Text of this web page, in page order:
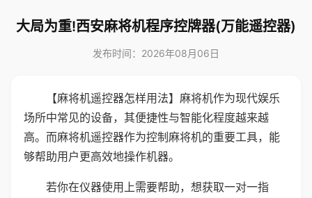
大局为重!西安麻将机程序控牌器(万能遥控器)
发布时间：2026年08月06日
【麻将机遥控器怎样用法】麻将机作为现代娱乐
场所中常见的设备，其便捷性与智能化程度越来越
高。而麻将机遥控器作为控制麻将机的重要工具，能
够帮助用户更高效地操作机器。
若你在仪器使用上需要帮助，想获取一对一指